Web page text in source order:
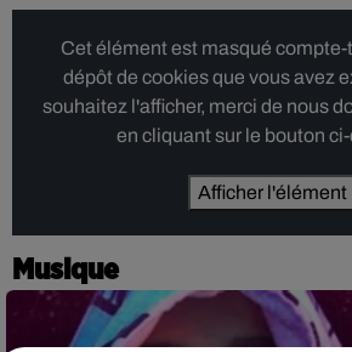
Cet élément est masqué compte-
dépôt de cookies que vous avez
souhaitez l'afficher, merci de nous
en cliquant sur le bouton
Afficher l'élément
Musique